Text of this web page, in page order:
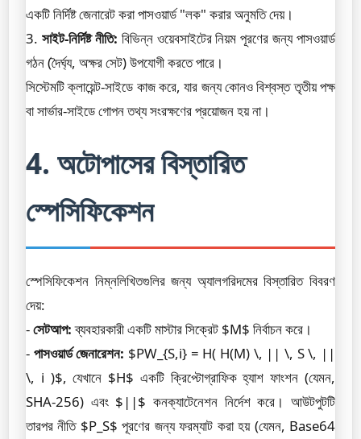
একটি নির্দিষ্ট জেনারেট করা পাসওয়ার্ড "লক" করার অনুমতি দেয়।
3. সাইট-নির্দিষ্ট নীতি: বিভিন্ন ওয়েবসাইটের নিয়ম পূরণের জন্য পাসওয়ার্ড
গঠন (দৈর্ঘ্য, অক্ষর সেট) উপযোগী করতে পারে।
সিস্টেমটি ক্লায়েন্ট-সাইডে কাজ করে, যার জন্য কোনও বিশ্বস্ত তৃতীয় পক্ষ
বা সার্ভার-সাইডে গোপন তথ্য সংরক্ষণের প্রয়োজন হয় না।
4. অটোপাসের বিস্তারিত
স্পেসিফিকেশন
স্পেসিফিকেশন নিম্নলিখিতগুলির জন্য অ্যালগরিদমের বিস্তারিত বিবরণ
দেয়:
-সেটআপ:ব্যবহারকারী একটি মাস্টার সিক্রেট $M$ নির্বাচন করে।
- পাসওয়ার্ড জেনারেশন: $PW_{S,i} = H( H(M) \, || \, S \, ||
\, i )$, যেখানে $H$ একটি ক্রিপ্টোগ্রাফিক হ্যাশ ফাংশন (যেমন,
SHA-256) এবং $||$ কনক্যাটেনেশন নির্দেশ করে। আউটপুটটি
তারপর নীতি $P_S$ পূরণের জন্য ফরম্যাট করা হয় (যেমন, Base64